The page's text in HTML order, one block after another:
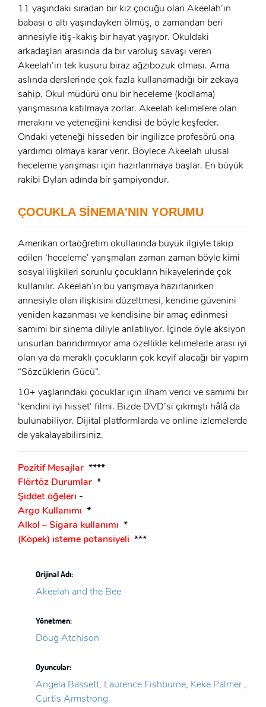
x
GIRIŞ YAP
E-Posta:
Beni Hatırla Şifremi Unuttum ?
x
ÜYE OL
Ad Soyad:
Şifre:
ÜYE OL
GIRIŞ
11 yaşındaki sıradan bir kız çocuğu olan Akeelah’ın
babası o altı yaşındayken ölmüş, o zamandan beri
annesiyle itiş-kakış bir hayat yaşıyor. Okuldaki
arkadaşları arasında da bir varoluş savaşı veren
Akeelah’ın tek kusuru biraz ağzıbozuk olması. Ama
aslında derslerinde çok fazla kullanamadığı bir zekaya
sahip. Okul müdürü onu bir heceleme (kodlama)
yarışmasına katılmaya zorlar. Akeelah kelimelere olan
merakını ve yeteneğini kendisi de böyle keşfeder.
Ondaki yeteneği hisseden bir ingilizce profesörü ona
yardımcı olmaya karar verir. Böylece Akeelah ulusal
heceleme yarışması için hazırlanmaya başlar. En büyük
rakibi Dylan adında bir şampiyondur.
ÇOCUKLA SİNEMA'NIN YORUMU
Amerikan ortaöğretim okullarında büyük ilgiyle takip
edilen ‘heceleme’ yarışmaları zaman zaman böyle kimi
sosyal ilişkileri sorunlu çocukların hikayelerinde çok
kullanılır. Akeelah’ın bu yarışmaya hazırlanırken
annesiyle olan ilişkisini düzeltmesi, kendine güvenini
yeniden kazanması ve kendisine bir amaç edinmesi
samimi bir sinema diliyle anlatılıyor. İçinde öyle aksiyon
unsurları barındırmıyor ama özellikle kelimelerle arası iyi
olan ya da meraklı çocukların çok keyif alacağı bir yapım
“Sözcüklerin Gücü”.
10+ yaşlarındaki çocuklar için ilham verici ve samimi bir
‘kendini iyi hisset’ filmi. Bizde DVD’si çıkmıştı hâlâ da
bulunabiliyor. Dijital platformlarda ve online izlemelerde
de yakalayabilirsiniz.
Pozitif Mesajlar ****
Flörtöz Durumlar *
Şiddet öğeleri -
Argo Kullanımı *
Alkol – Sigara kullanımı *
(Köpek) isteme potansiyeli ***
Orijinal Adı:
Akeelah and the Bee
Yönetmen:
Doug Atchison
Oyuncular:
Angela Bassett, Laurence Fishburne, Keke Palmer ,
Curtis Armstrong